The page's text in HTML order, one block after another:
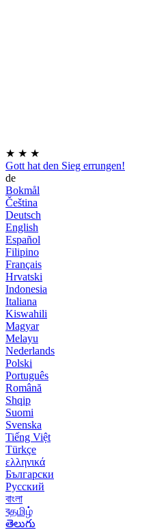
★ ★ ★
Gott hat den Sieg errungen!
de
Bokmål
Čeština
Deutsch
English
Español
Filipino
Français
Hrvatski
Indonesia
Italiana
Kiswahili
Magyar
Melayu
Nederlands
Polski
Português
Română
Shqip
Suomi
Svenska
Tiếng Việt
Türkçe
ελληνικά
Български
Русский
বাংলা
বதமிழ்
తెలుగు